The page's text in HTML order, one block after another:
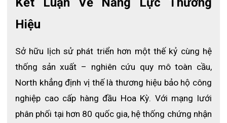
Hiệu
Sở hữu lịch sử phát triển hơn một thế kỷ cùng hệ
thống sản xuất – nghiên cứu quy mô toàn cầu,
North khẳng định vị thế là thương hiệu bảo hộ công
nghiệp cao cấp hàng đầu Hoa Kỳ. Với mạng lưới
phân phối tại hơn 80 quốc gia, hệ thống chứng nhận